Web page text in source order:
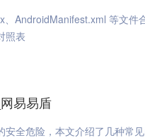
、AndroidManifest.xml 等文件
照表
易易盾
安全危险，本文介绍了几种常